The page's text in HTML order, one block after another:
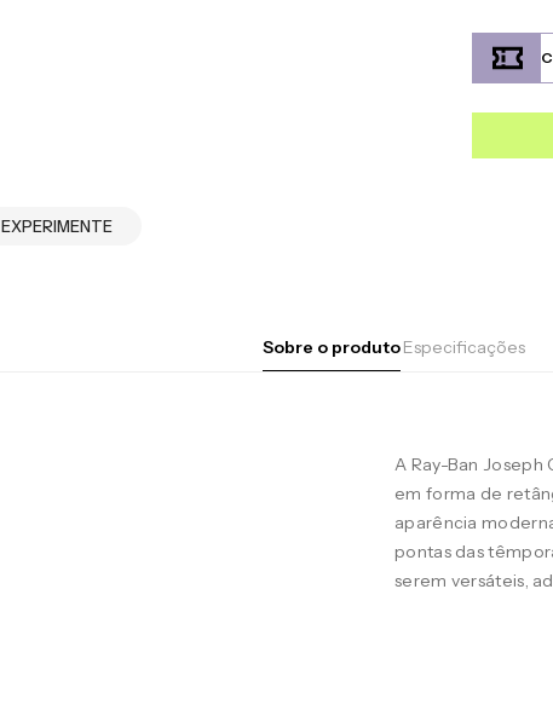
EXPERIMENTE
Sobre o produtoEspecificações
A Ray-Ban
em forma de
aparência
pontas das
serem versáteis,